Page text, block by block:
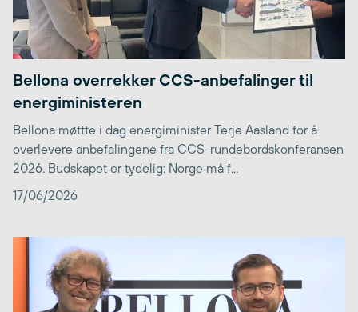
Bellona overrekker CCS-anbefalinger til
energiministeren
Bellona møttte i dag energiminister Terje Aasland for å
overlevere anbefalingene fra CCS-rundebordskonferansen
2026. Budskapet er tydelig: Norge må f...
17/06/2026